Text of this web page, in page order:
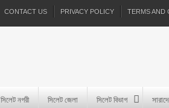
CONTACT US PRIVACY POLICY TERMS AND
সিলেট নগরী সিলেট জেলা সিলেট বিভাগ